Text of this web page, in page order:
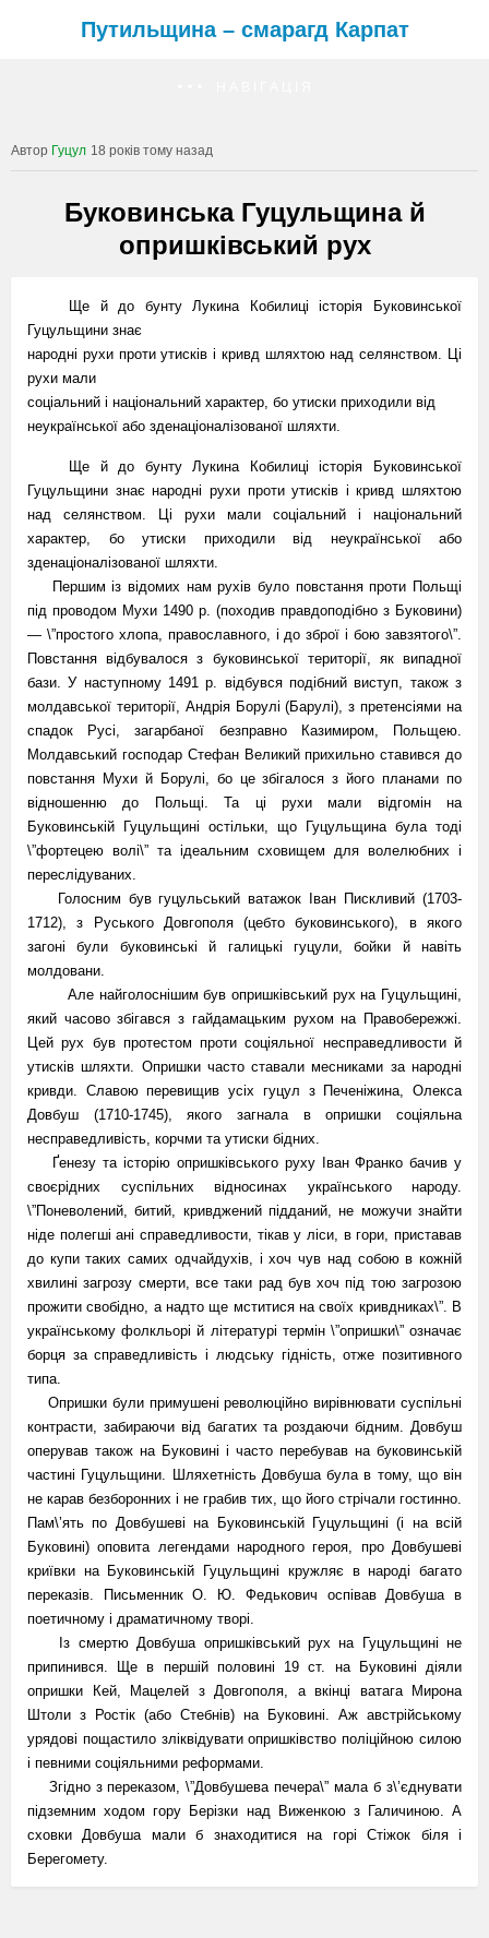
Путильщина – смарагд Карпат
Гуцул 18 років тому назад
Буковинська Гуцульщина й
опришківський рух
Ще й до бунту Лукина Кобилиці історія Буковинської
Гуцульщини знає
народні рухи проти утисків і кривд шляхтою над селянством. Ці
рухи мали
соціальний і національний характер, бо утиски приходили від
неукраїнської або зденаціоналізованої шляхти.
Ще й до бунту Лукина Кобилиці історія Буковинської
Гуцульщини знає народні рухи проти утисків і кривд шляхтою
над селянством. Ці рухи мали соціальний і національний
характер, бо утиски приходили від неукраїнської або
зденаціоналізованої шляхти.
Першим із відомих нам рухів було повстання проти Польщі
під проводом Мухи 1490 р. (походив правдоподібно з Буковини)
— \”простого хлопа, православного, і до зброї і бою завзятого\”.
Повстання відбувалося з буковинської території, як випадної
бази. У наступному 1491 р. відбувся подібний виступ, також з
молдавської території, Андрія Борулі (Барулі), з претенсіями на
спадок Русі, загарбаної безправно Казимиром, Польщею.
Молдавський господар Стефан Великий прихильно ставився до
повстання Мухи й Борулі, бо це збігалося з його планами по
відношенню до Польщі. Та ці рухи мали відгомін на
Буковинській Гуцульщині остільки, що Гуцульщина була тоді
\”фортецею волі\” та ідеальним сховищем для волелюбних і
переслідуваних.
Голосним був гуцульський ватажок Іван Пискливий (1703-
1712), з Руського Довгополя (цебто буковинського), в якого
загоні були буковинські й галицькі гуцули, бойки й навіть
молдовани.
Але найголоснішим був опришківський рух на Гуцульщині,
який часово збігався з гайдамацьким рухом на Правобережжі.
Цей рух був протестом проти соціяльної несправедливости й
утисків шляхти. Опришки часто ставали месниками за народні
кривди. Славою перевищив усіх гуцул з Печеніжина, Олекса
Довбуш (1710-1745), якого загнала в опришки соціяльна
несправедливість, корчми та утиски бідних.
Ґенезу та історію опришківського руху Іван Франко бачив у
своєрідних суспільних відносинах українського народу.
\”Поневолений, битий, кривджений підданий, не можучи знайти
ніде полегші ані справедливости, тікав у ліси, в гори, приставав
до купи таких самих одчайдухів, і хоч чув над собою в кожній
хвилині загрозу смерти, все таки рад був хоч під тою загрозою
прожити свобідно, а надто ще мститися на своїх кривдниках\”. В
українському фолкльорі й літературі термін \”опришки\” означає
борця за справедливість і людську гідність, отже позитивного
типа.
Опришки були примушені революційно вирівнювати суспільні
контрасти, забираючи від багатих та роздаючи бідним. Довбуш
оперував також на Буковині і часто перебував на буковинській
частині Гуцульщини. Шляхетність Довбуша була в тому, що він
не карав безборонних і не грабив тих, що його стрічали гостинно.
Пам\’ять по Довбушеві на Буковинській Гуцульщині (і на всій
Буковині) оповита легендами народного героя, про Довбушеві
криївки на Буковинській Гуцульщині кружляє в народі багато
переказів. Письменник О. Ю. Федькович оспівав Довбуша в
поетичному і драматичному творі.
Із смертю Довбуша опришківський рух на Гуцульщині не
припинився. Ще в першій половині 19 ст. на Буковині діяли
опришки Кей, Мацелей з Довгополя, а вкінці ватага Мирона
Штоли з Ростік (або Стебнів) на Буковині. Аж австрійському
урядові пощастило зліквідувати опришківство поліційною силою
і певними соціяльними реформами.
Згідно з переказом, \”Довбушева печера\” мала б з\’єднувати
підземним ходом гору Берізки над Виженкою з Галичиною. А
сховки Довбуша мали б знаходитися на горі Стіжок біля і
Берегомету.